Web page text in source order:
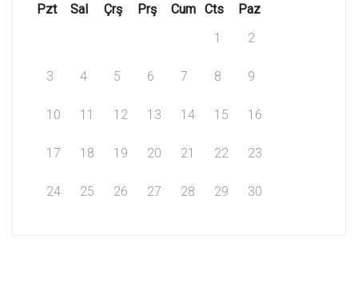
Pzt
Sal Çrş Prş Cum Cts
Paz
1
2
3 4 5 6 7 8 9
10 11 12 13 14 15 16
17 18 19 20 21 22 23
24 25 26 27 28 29 30